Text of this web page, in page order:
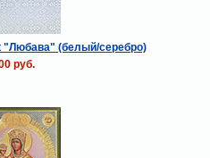
(белый/серебро)
руб.